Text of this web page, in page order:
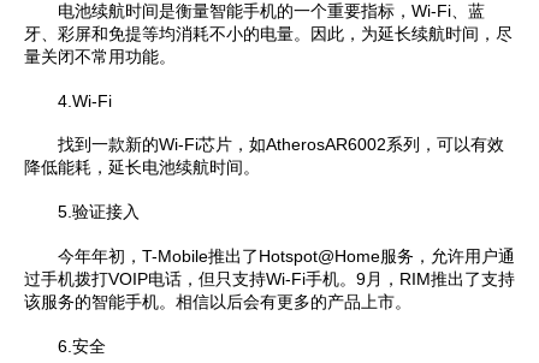
电池续航时间是衡量智能手机的一个重要指标，Wi-Fi、蓝
牙、彩屏和免提等均消耗不小的电量。因此，为延长续航时间，尽
量关闭不常用功能。
4.Wi-Fi
找到一款新的Wi-Fi芯片，如AtherosAR6002系列，可以有效
降低能耗，延长电池续航时间。
5.验证接入
今年年初，T-Mobile推出了Hotspot@Home服务，允许用户通
过手机拨打VOIP电话，但只支持Wi-Fi手机。9月，RIM推出了支持
该服务的智能手机。相信以后会有更多的产品上市。
6.安全